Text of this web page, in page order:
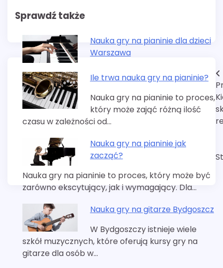
Sprawdź także
Nauka gry na pianinie dla dzieci
Warszawa
Ile trwa nauka gry na pianinie?
Nauka gry na pianinie to proces,
który może zająć różną ilość
czasu w zależności od…
Nauka gry na pianinie jak
zacząć?
Nauka gry na pianinie to proces, który może być
zarówno ekscytujący, jak i wymagający. Dla…
Nauka gry na gitarze Bydgoszcz
W Bydgoszczy istnieje wiele
szkół muzycznych, które oferują kursy gry na
gitarze dla osób w…
Nawigacja
wpisu